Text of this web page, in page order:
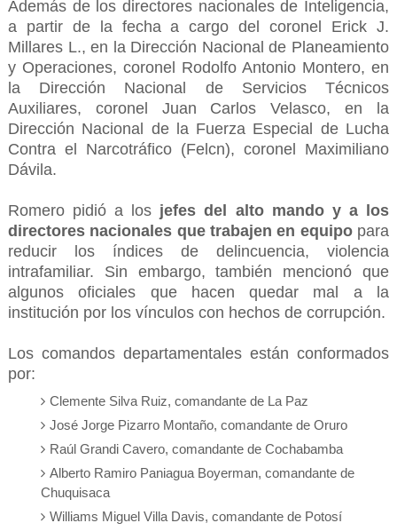
Además de los directores nacionales de Inteligencia,
a partir de la fecha a cargo del coronel Erick J.
Millares L., en la Dirección Nacional de Planeamiento
y Operaciones, coronel Rodolfo Antonio Montero, en
la Dirección Nacional de Servicios Técnicos
Auxiliares, coronel Juan Carlos Velasco, en la
Dirección Nacional de la Fuerza Especial de Lucha
Contra el Narcotráfico (Felcn), coronel Maximiliano
Dávila.
Romero pidió a los jefes del alto mando y a los
directores nacionales que trabajen en equipopara
reducir los índices de delincuencia, violencia
intrafamiliar. Sin embargo, también mencionó que
algunos oficiales que hacen quedar mal a la
institución por los vínculos con hechos de corrupción.
Los comandos departamentales están conformados
por:
Clemente Silva Ruiz, comandante de La Paz
José Jorge Pizarro Montaño, comandante de Oruro
Raúl Grandi Cavero, comandante de Cochabamba
Alberto Ramiro Paniagua Boyerman, comandante de
Chuquisaca
Williams Miguel Villa Davis, comandante de Potosí